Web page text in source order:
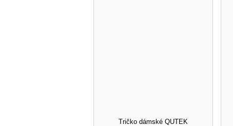
Tričko dámské QUTEK